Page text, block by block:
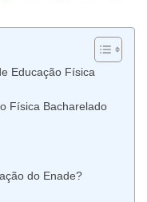
Educação Física
Física Bacharelado
do Enade?